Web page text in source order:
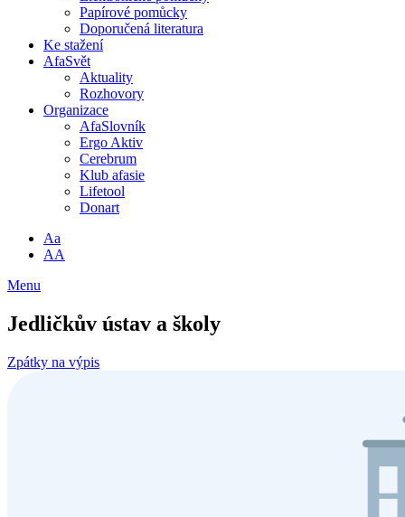
Papírové pomůcky
Doporučená literatura
Ke stažení
AfaSvět
Aktuality
Rozhovory
Organizace
AfaSlovník
Ergo Aktiv
Cerebrum
Klub afasie
Lifetool
Donart
Aa
AA
Menu
Jedličkův ústav a školy
Zpátky na výpis